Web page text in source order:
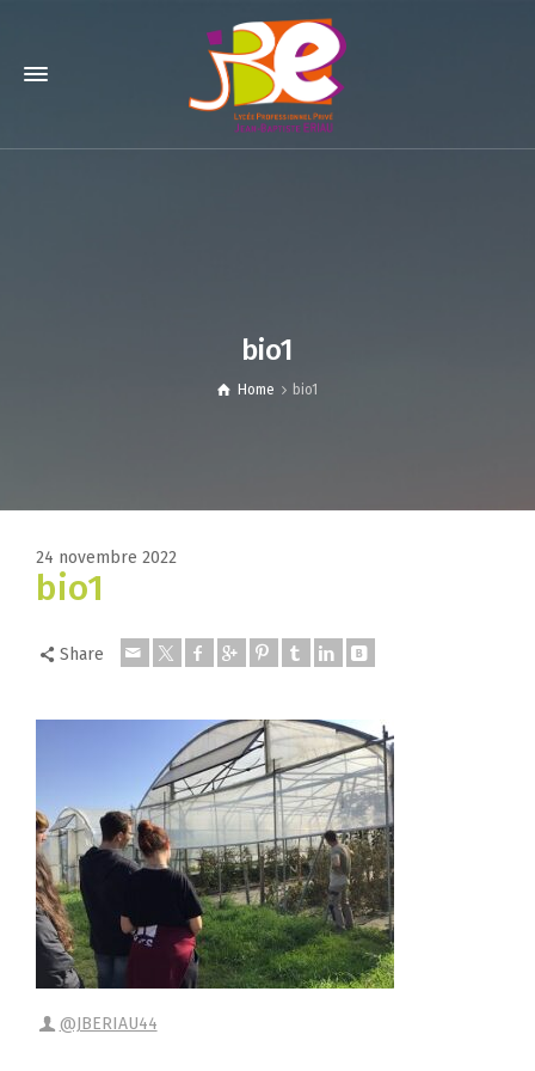
bio1
Home bio1
24 novembre 2022
bio1
Share
@JBERIAU44